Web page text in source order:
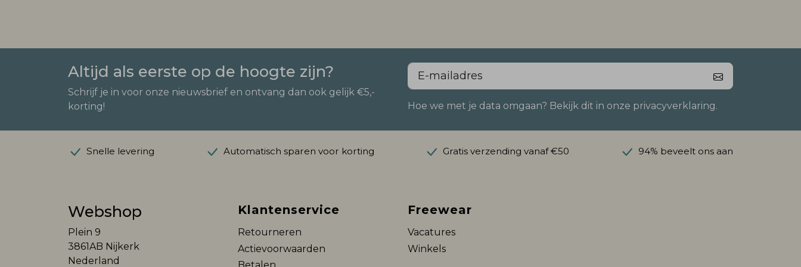
Altijd als eerste op de hoogte zijn?
Schrijf je in voor onze nieuwsbrief en ontvang dan ook gelijk €5,-
korting!
Hoe we met je data omgaan? Bekijk dit in onze privacyverklaring.
Snelle levering Automatisch sparen voor korting Gratis verzending vanaf €50 94% beveelt ons aan
Webshop
Plein 9
3861AB Nijkerk
Nederland
Klantenservice
Retourneren
Actievoorwaarden
Freewear
Vacatures
Winkels